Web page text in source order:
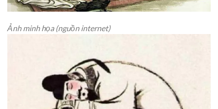
Ảnh minh họa (nguồn internet)